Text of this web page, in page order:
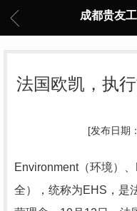
成都贵友
法国欧凯，执
[发布日期
Environment（环境）
全），统称为EHS，是